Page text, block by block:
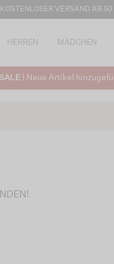
VERSAND AB 50
HERREN MÄDCHEN
| Neue Artikel